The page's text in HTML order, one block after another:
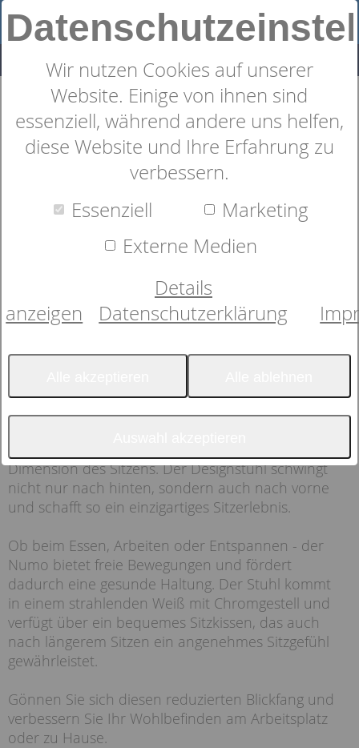
Wir nutzen Cookies auf unserer
Website. Einige von ihnen sind
essenziell, während andere uns helfen,
diese Website und Ihre Erfahrung zu
verbessern.
Essenziell
Marketing
Externe Medien
Details
anzeigen
Datenschutzerklärung
Ausstellungsstück
Dimension des Sitzens. Der Designstuhl schwingt
nicht nur nach hinten, sondern auch nach vorne
und schafft so ein einzigartiges Sitzerlebnis.
Ob beim Essen, Arbeiten oder Entspannen - der
Numo bietet freie Bewegungen und fördert
dadurch eine gesunde Haltung. Der Stuhl kommt
in einem strahlenden Weiß mit Chromgestell und
verfügt über ein bequemes Sitzkissen, das auch
nach längerem Sitzen ein angenehmes Sitzgefühl
gewährleistet.
Gönnen Sie sich diesen reduzierten Blickfang und
verbessern Sie Ihr Wohlbefinden am Arbeitsplatz
oder zu Hause.